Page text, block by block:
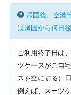
帰国後、空港
は帰国から何日
ご利用終了日は
ツケースがご自
スを空にする）
例えば、スーツ